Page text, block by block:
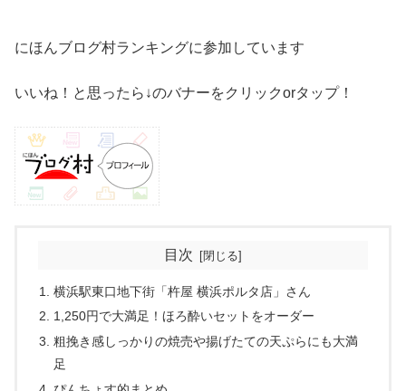
にほんブログ村ランキングに参加しています
いいね！と思ったら↓のバナーをクリックorタップ！
目次
横浜駅東口地下街「杵屋 横浜ポルタ店」さん
1,250円で大満足！ほろ酔いセットをオーダー
粗挽き感しっかりの焼売や揚げたての天ぷらにも大満
足